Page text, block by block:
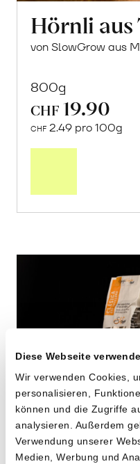
Diese Webseite
Wir verwenden Cookies,
personalisieren,
können und die Zugriffe
analysieren. Außerdem
Verwendung unserer
Medien, Werbung und
Hörnli
von SlowGrow aus
800g
CHF 19.90
CHF 2.49 pro 100g
Verpasse
Willst du
wir eine